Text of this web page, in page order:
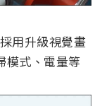
用升級視覺畫
模式、電量等